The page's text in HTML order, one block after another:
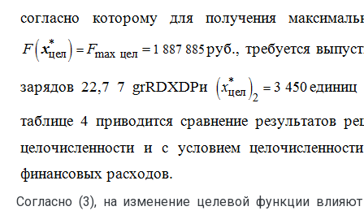
Согласно (3), на изменение целевой функции